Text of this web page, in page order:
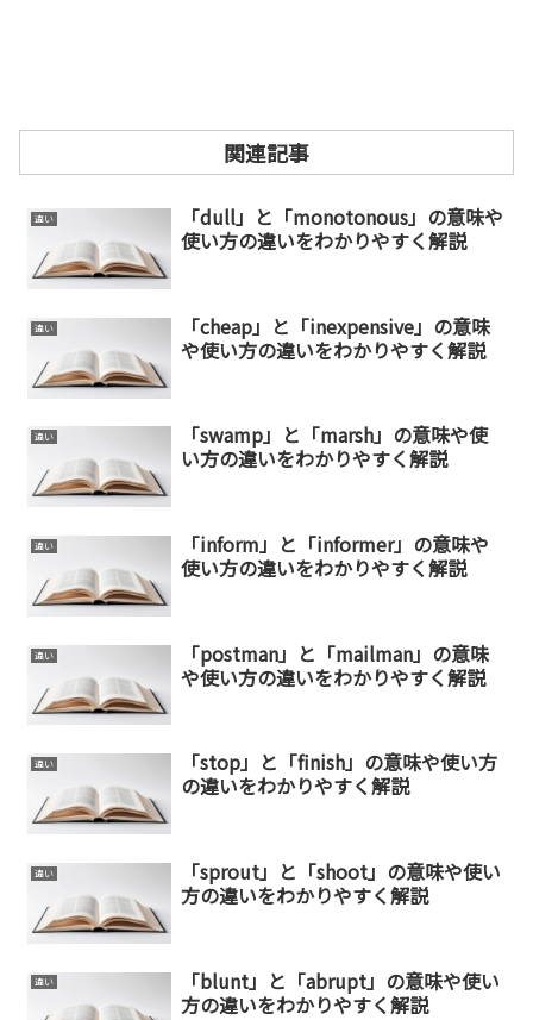
関連記事
違い
「dull」と「monotonous」の意味や
使い方の違いをわかりやすく解説
違い
「cheap」と「inexpensive」の意味
や使い方の違いをわかりやすく解説
違い
「swamp」と「marsh」の意味や使
い方の違いをわかりやすく解説
違い
「inform」と「informer」の意味や
使い方の違いをわかりやすく解説
違い
「postman」と「mailman」の意味
や使い方の違いをわかりやすく解説
違い
「stop」と「finish」の意味や使い方
の違いをわかりやすく解説
違い
「sprout」と「shoot」の意味や使い
方の違いをわかりやすく解説
違い
「blunt」と「abrupt」の意味や使い
方の違いをわかりやすく解説